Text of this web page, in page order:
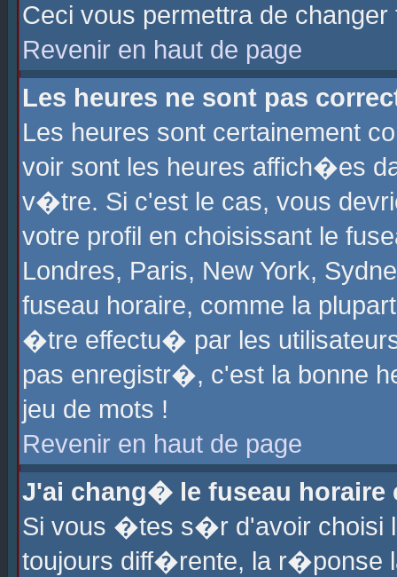
Ceci vous permettra de
Revenir en haut de page
Les heures ne sont pas
Les heures sont certainement
voir sont les heures affich�es
v�tre. Si c'est le cas, vous
votre profil en choisissant le
Londres, Paris, New York,
fuseau horaire, comme la
�tre effectu� par les
pas enregistr�, c'est la bonne
jeu de mots !
Revenir en haut de page
J'ai chang� le fuseau horaire
Si vous �tes s�r d'avoir choisi
toujours diff�rente, la r�ponse